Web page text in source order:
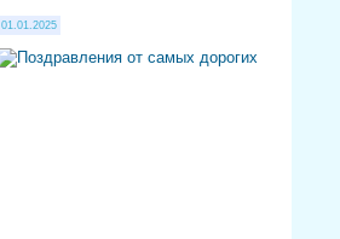
01.01.2025